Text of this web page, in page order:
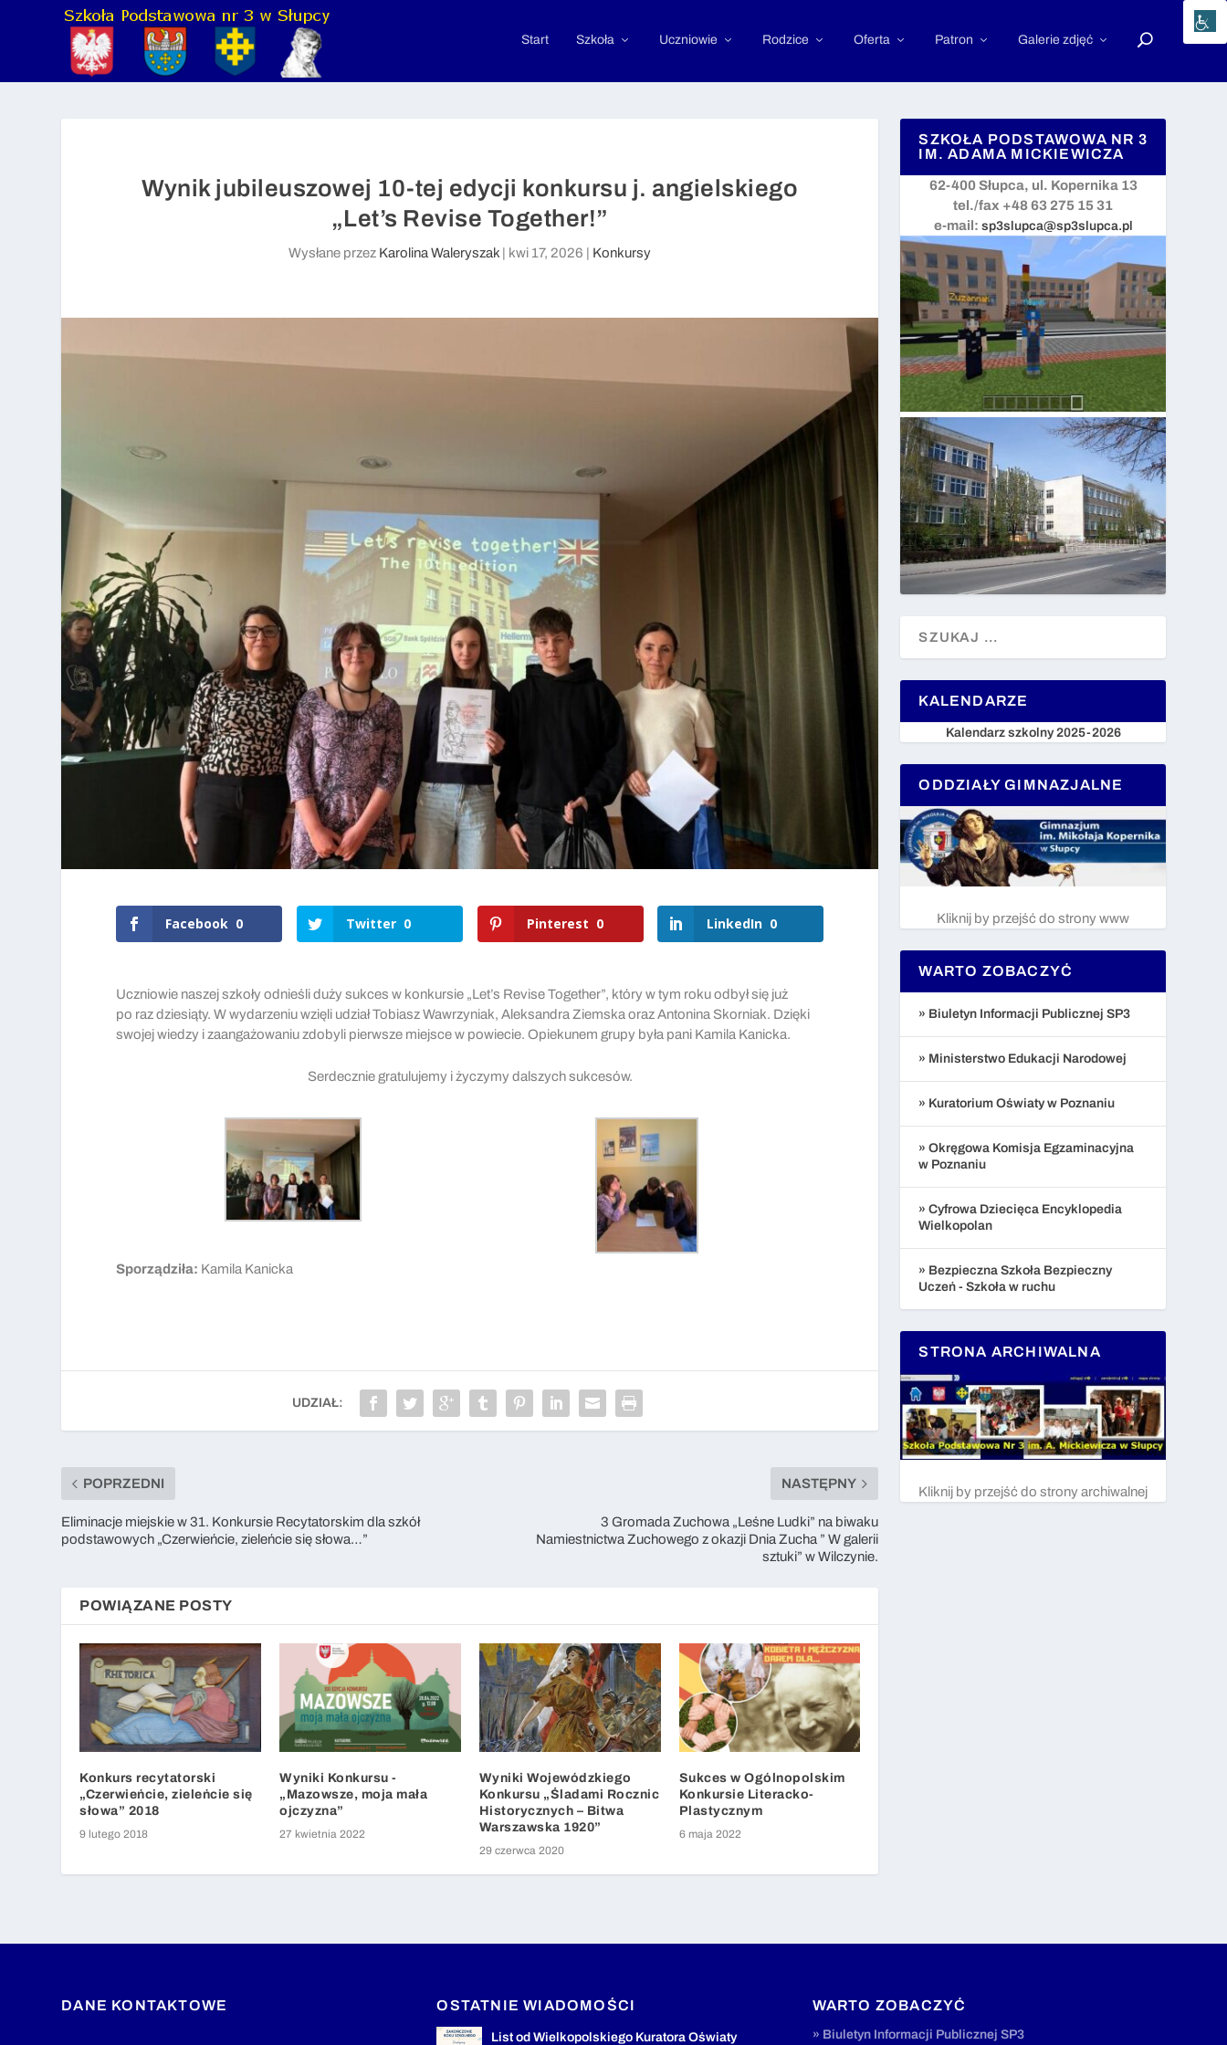
Start Szkoła Uczniowie Rodzice Oferta Patron Galerie zdjęć
Wynik jubileuszowej 10-tej edycji konkursu j. angielskiego
„Let’s Revise Together!”
Wysłane przez Karolina Waleryszak kwi 17, 2026 Konkursy
Facebook 0 Twitter 0 Pinterest 0 LinkedIn 0
Uczniowie naszej szkoły odnieśli duży sukces w konkursie „Let’s Revise Together”, który w tym roku odbył się już
po raz dziesiąty. W wydarzeniu wzięli udział Tobiasz Wawrzyniak, Aleksandra Ziemska oraz Antonina Skorniak. Dzięki
swojej wiedzy i zaangażowaniu zdobyli pierwsze miejsce w powiecie. Opiekunem grupy była pani Kamila Kanicka.
Serdecznie gratulujemy i życzymy dalszych sukcesów.
Sporządziła: Kamila Kanicka
UDZIAŁ:
POPRZEDNI
Eliminacje miejskie w 31. Konkursie Recytatorskim dla szkół
podstawowych „Czerwieńcie, zieleńcie się słowa…”
NASTĘPNY
3 Gromada Zuchowa „Leśne Ludki” na biwaku
Namiestnictwa Zuchowego z okazji Dnia Zucha ” W galerii
sztuki” w Wilczynie.
POWIĄZANE POSTY
Konkurs recytatorski
„Czerwieńcie, zieleńcie się
słowa” 2018
9 lutego 2018
Wyniki Konkursu -
„Mazowsze, moja mała
ojczyzna”
27 kwietnia 2022
Wyniki Wojewódzkiego
Konkursu „Śladami Rocznic
Historycznych – Bitwa
Warszawska 1920”
29 czerwca 2020
Sukces w Ogólnopolskim
Konkursie Literacko-
Plastycznym
6 maja 2022
SZKOŁA PODSTAWOWA NR 3
IM. ADAMA MICKIEWICZA
62-400 Słupca, ul. Kopernika 13
tel./fax +48 63 275 15 31
e-mail: sp3slupca@sp3slupca.pl
KALENDARZE
Kalendarz szkolny 2025-2026
ODDZIAŁY GIMNAZJALNE
Kliknij by przejść do strony www
WARTO ZOBACZYĆ
» Biuletyn Informacji Publicznej SP3
» Ministerstwo Edukacji Narodowej
» Kuratorium Oświaty w Poznaniu
» Okręgowa Komisja Egzaminacyjna
w Poznaniu
» Cyfrowa Dziecięca Encyklopedia
Wielkopolan
» Bezpieczna Szkoła Bezpieczny
Uczeń - Szkoła w ruchu
STRONA ARCHIWALNA
Kliknij by przejść do strony archiwalnej
DANE KONTAKTOWE OSTATNIE WIADOMOŚCI
List od Wielkopolskiego Kuratora Oświaty
WARTO ZOBACZYĆ
» Biuletyn Informacji Publicznej SP3